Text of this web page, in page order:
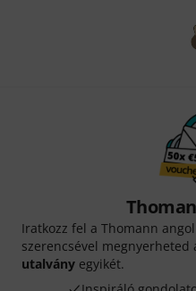
Iratkozz fel a Thomann
szerencsével megnyerheted
utalvány egyikét.